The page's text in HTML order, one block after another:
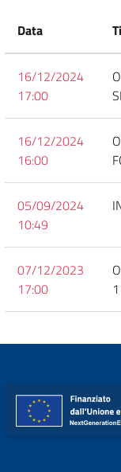
Data
16/12/2024
17:00
16/12/2024
16:00
05/09/2024
10:49
07/12/2023
17:00